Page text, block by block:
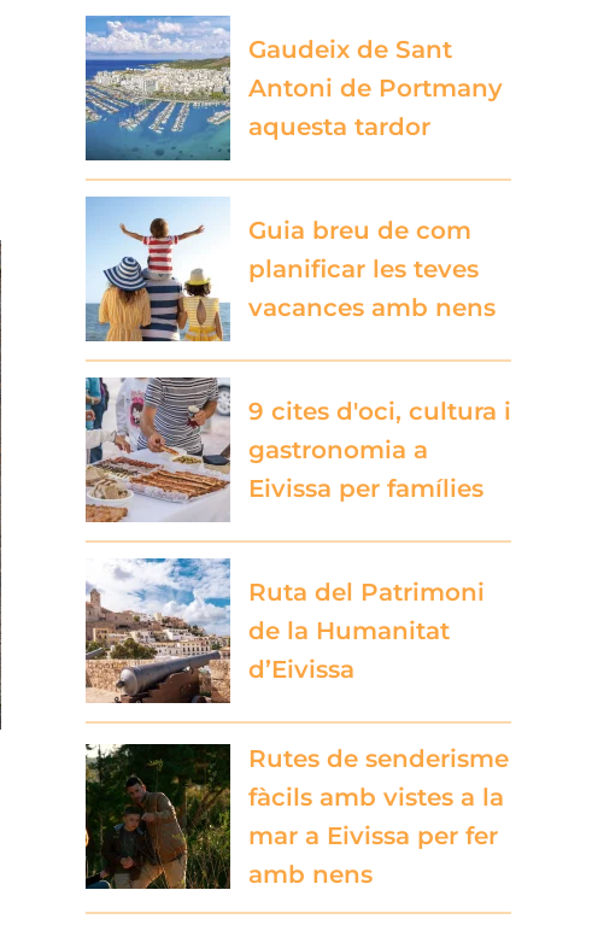
Gaudeix de Sant
Antoni de Portmany
aquesta tardor
Guia breu de com
planificar les teves
vacances amb nens
9 cites d'oci, cultura i
gastronomia a
Eivissa per famílies
Ruta del Patrimoni
de la Humanitat
d’Eivissa
Rutes de senderisme
fàcils amb vistes a la
mar a Eivissa per fer
amb nens